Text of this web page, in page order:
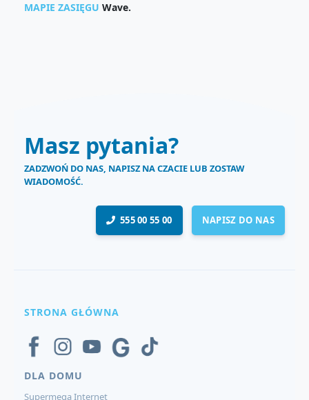
MAPIE ZASIĘGU Wave.
Masz pytania?
ZADZWOŃ DO NAS, NAPISZ NA CZACIE LUB ZOSTAW
WIADOMOŚĆ.
555 00 55 00 NAPISZ DO NAS
STRONA GŁÓWNA
DLA DOMU
Supermega Internet